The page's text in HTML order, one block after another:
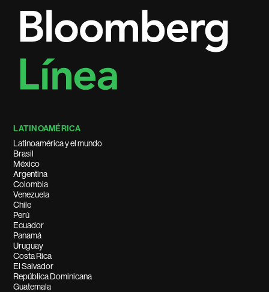
LATINOAMÉRICA
Latinoamérica y el mundo
Brasil
México
Argentina
Colombia
Venezuela
Chile
Perú
Ecuador
Panamá
Uruguay
Costa Rica
El Salvador
República Dominicana
Guatemala